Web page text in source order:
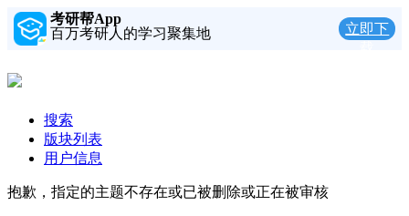
考研帮App
百万考研人的学习聚集地
立即下
搜索
版块列表
用户信息
抱歉，指定的主题不存在或已被删除或正在被审核